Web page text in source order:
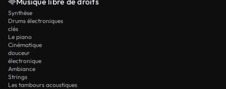
Synthèse
Drums électroniques
clés
Le piano
Cinématique
douceur
électronique
Ambiance
Strings
Les tambours acoustiques